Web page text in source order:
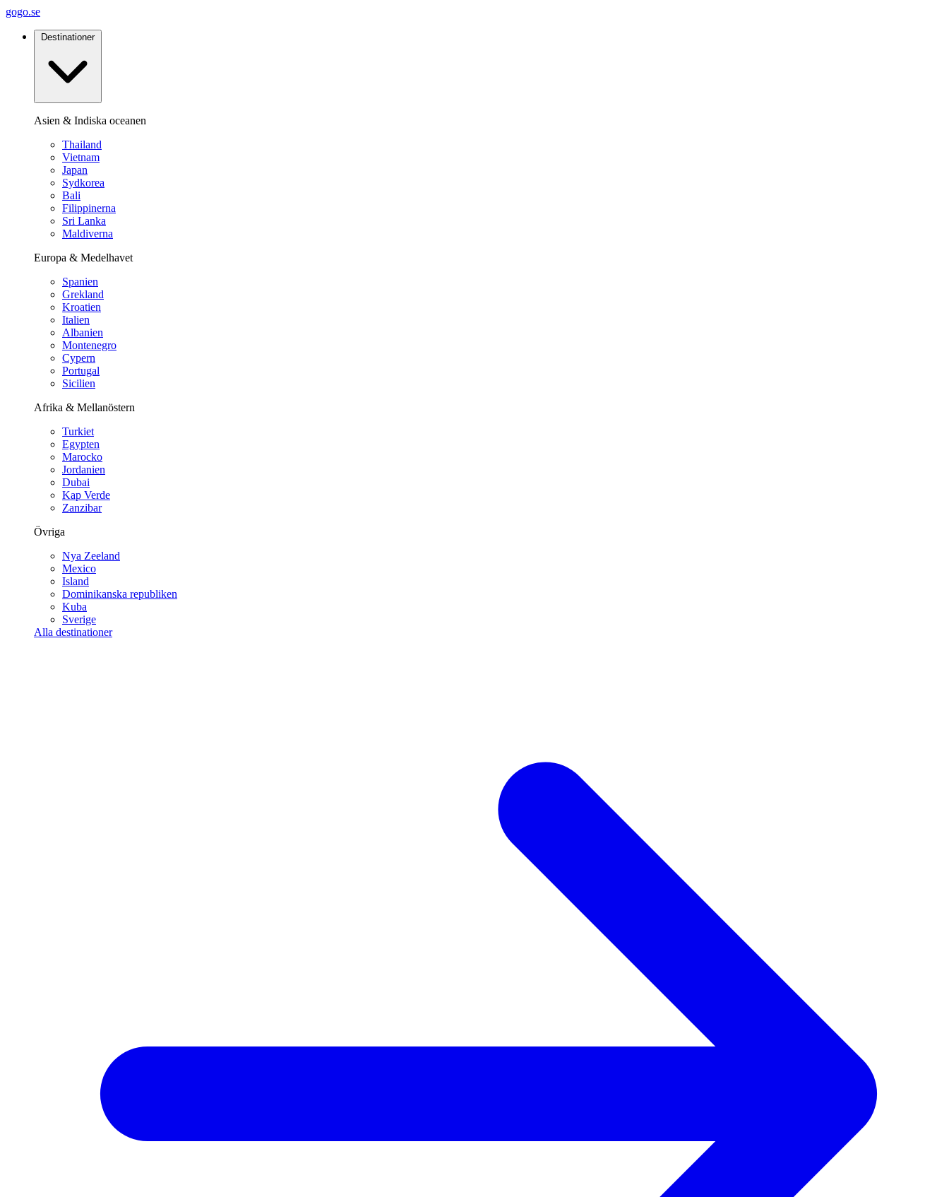
gogo.se
Destinationer
Asien & Indiska oceanen
Thailand
Vietnam
Japan
Sydkorea
Bali
Filippinerna
Sri Lanka
Maldiverna
Europa & Medelhavet
Spanien
Grekland
Kroatien
Italien
Albanien
Montenegro
Cypern
Portugal
Sicilien
Afrika & Mellanöstern
Turkiet
Egypten
Marocko
Jordanien
Dubai
Kap Verde
Zanzibar
Övriga
Nya Zeeland
Mexico
Island
Dominikanska republiken
Kuba
Sverige
Alla destinationer